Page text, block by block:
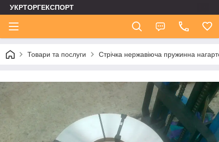
УКРТОРГЕКСПОРТ
Товари та послуги Стрічка нержавіюча пружинна